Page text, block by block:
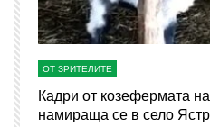
Watch Later
ОТ ЗРИТЕЛИТЕ
Кадри от козефермата
намираща се в село